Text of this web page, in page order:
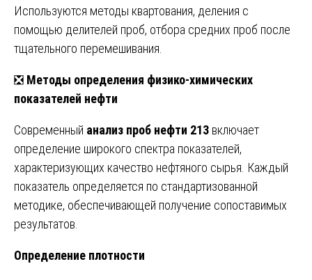
Используются методы квартования, деления с
помощью делителей проб, отбора средних проб после
тщательного перемешивания.
❎ Методы определения физико-химических
показателей нефти
Современный анализ проб нефти 213 включает
определение широкого спектра показателей,
характеризующих качество нефтяного сырья. Каждый
показатель определяется по стандартизованной
методике, обеспечивающей получение сопоставимых
результатов.
Определение плотности